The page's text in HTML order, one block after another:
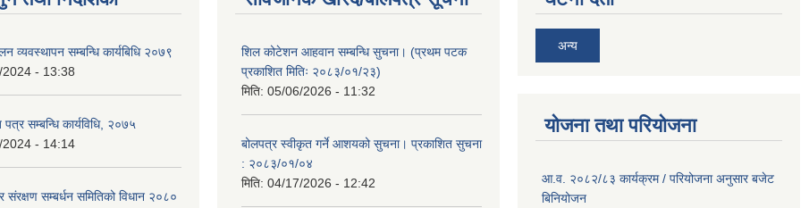
व्यवस्थापन सम्बन्धि कार्यबिधि २०७९
- 13:38
सम्बन्धि कार्यविधि, २०७५
- 14:14
संरक्षण सम्बर्धन समितिको विधान २०८०
शिल कोटेशन आहवान सम्बन्धि सुचना। (प्रथम पटक
प्रकाशित मितिः २०८३/०१/२३)
मिति: 05/06/2026 - 11:32
बोलपत्र स्वीकृत गर्ने आशयको सुचना। प्रकाशित सुचना
: २०८३/०१/०४
मिति: 04/17/2026 - 12:42
अन्य
योजना तथा परियोजना
आ.व. २०८२/८३ कार्यक्रम / परियोजना अनुसार बजेट
बिनियोजन